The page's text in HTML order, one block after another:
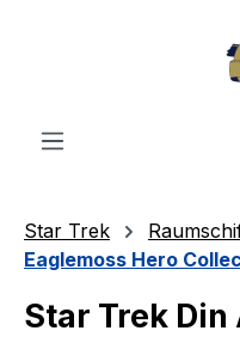
Star Trek
Eaglemoss Hero
Star Trek